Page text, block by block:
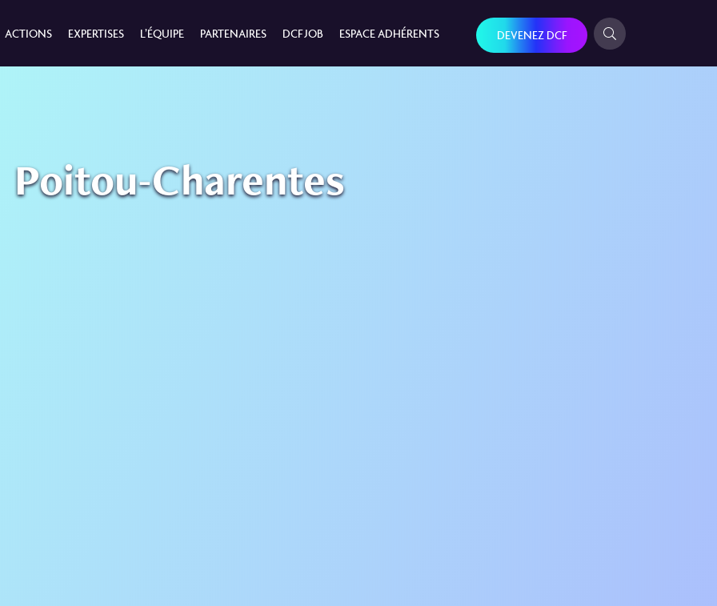
ACTIONS EXPERTISES L’ÉQUIPE PARTENAIRES DCF JOB ESPACE ADHÉRENTS DEVENEZ DCF
Poitou-Charentes